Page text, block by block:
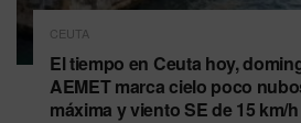
CEUTA
El tiempo en Ceuta hoy,
AEMET marca cielo poco
máxima y viento SE de 15 km/h